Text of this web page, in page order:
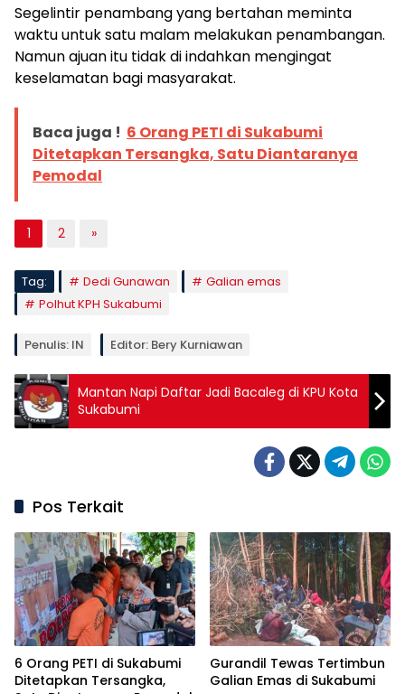
Segelintir penambang yang bertahan meminta
waktu untuk satu malam melakukan penambangan.
Namun ajuan itu tidak di indahkan mengingat
keselamatan bagi masyarakat.
Baca juga ! 6 Orang PETI di Sukabumi
Ditetapkan Tersangka, Satu Diantaranya
Pemodal
1 2 »
Tag: Dedi Gunawan
Galian emas
Polhut KPH Sukabumi
Penulis: IN Editor: Bery Kurniawan
Mantan Napi Daftar Jadi Bacaleg di KPU Kota
Sukabumi
Pos Terkait
6 Orang PETI di Sukabumi
Ditetapkan Tersangka,
Gurandil Tewas Tertimbun
Galian Emas di Sukabumi